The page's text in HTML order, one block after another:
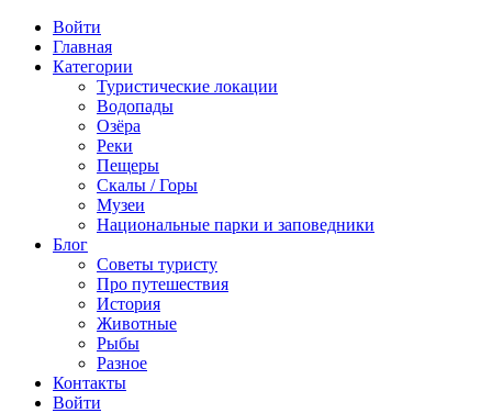
Войти
Главная
Категории
Туристические локации
Водопады
Озёра
Реки
Пещеры
Скалы / Горы
Музеи
Национальные парки и заповедники
Блог
Советы туристу
Про путешествия
История
Животные
Рыбы
Разное
Контакты
Войти